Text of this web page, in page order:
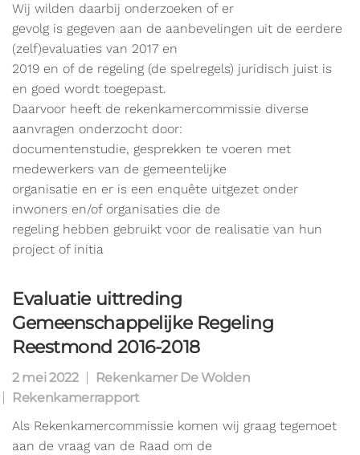
Wij wilden daarbij onderzoeken of er
gevolg is gegeven aan de aanbevelingen uit de eerdere
(zelf)evaluaties van 2017 en
2019 en of de regeling (de spelregels) juridisch juist is
en goed wordt toegepast.
Daarvoor heeft de rekenkamercommissie diverse
aanvragen onderzocht door:
documentenstudie, gesprekken te voeren met
medewerkers van de gemeentelijke
organisatie en er is een enquête uitgezet onder
inwoners en/of organisaties die de
regeling hebben gebruikt voor de realisatie van hun
project of initia
Evaluatie uittreding
Gemeenschappelijke Regeling
Reestmond 2016-2018
2 mei 2022
Rekenkamer De Wolden
Rekenkamerrapport
Als Rekenkamercommissie komen wij graag tegemoet
aan de vraag van de Raad om de